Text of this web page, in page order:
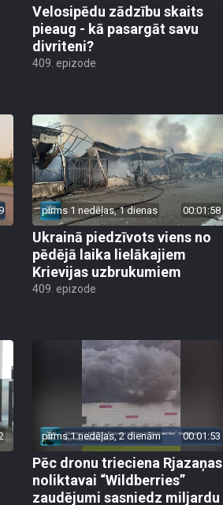
Velosipēdu zādzību skaits
pieaug - kā pasargāt savu
divriteni?
409. epizode
pirms 1 nedēļas, 1 dienas 00:01:58
Ukrainā piedzīvots viens no
pēdējā laika lielākajiem
Krievijas uzbrukumiem
409. epizode
pirms 1 nedēļas, 2 dienām 00:01:53
Pēc dronu trieciena Rjazaņas
noliktavai “Wildberries”
zaudējumi sasniedz miljardu